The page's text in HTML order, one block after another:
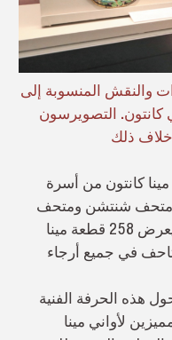
والنقش المنسوبة إلى
التصويرسون
ذلك
كانتون من أسرة
متحف شنتشن ومتحف
الفنون بجامعة هونغ كونغ الصينية، يعرض 258 قطعة مينا
على سبيل الإعارة من 10 متاحف في جميع أرجاء
هذه الحرفة الفنية
لأواني مينا